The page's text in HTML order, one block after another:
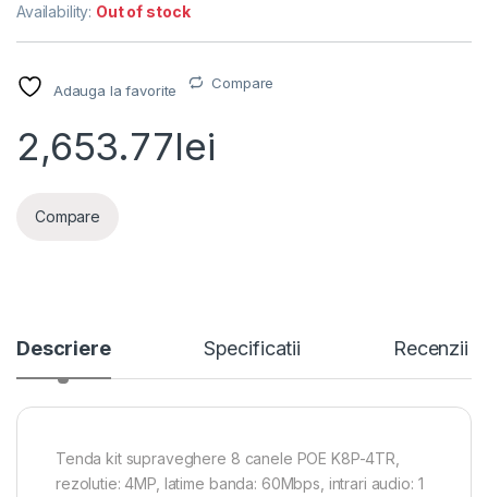
Availability: Out of stock
Adauga la favorite Compare
2,653.77lei
Compare
Descriere Specificatii Recenzii
Tenda kit supraveghere 8 canele POE K8P-4TR,
rezolutie: 4MP, latime banda: 60Mbps, intrari audio: 1